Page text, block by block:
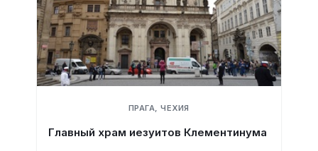
ПРАГА, ЧЕХИЯ
Главный храм иезуитов Клементинума